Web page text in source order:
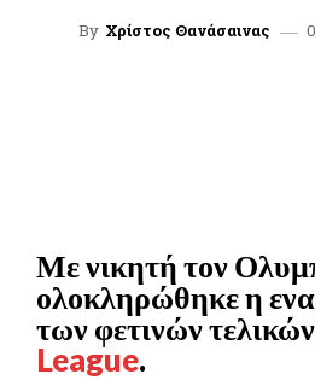
By Χρίστος Θανάσαινας
Με νικητή τον
ολοκληρώθηκε η
των φετινών
League.